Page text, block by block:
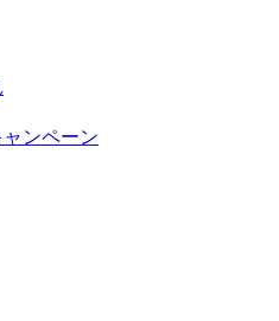
ンペーン